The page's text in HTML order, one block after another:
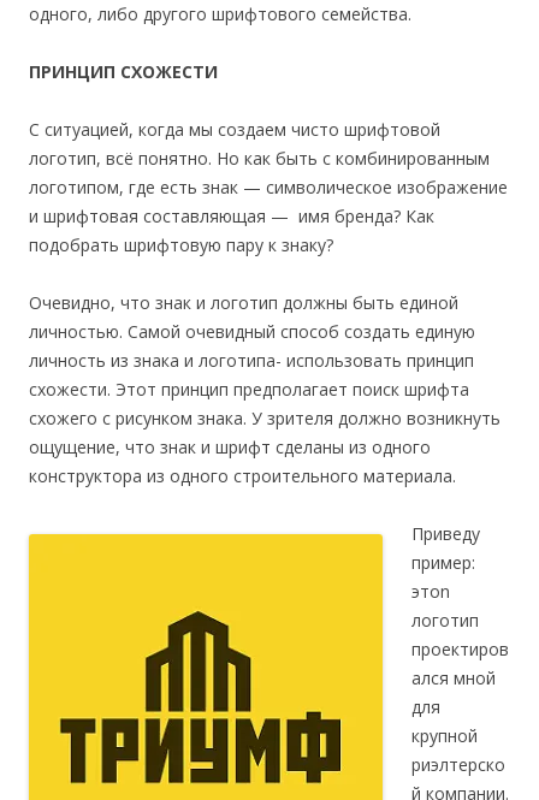
одного, либо другого шрифтового семейства.
ПРИНЦИП СХОЖЕСТИ
С ситуацией, когда мы создаем чисто шрифтовой
логотип, всё понятно. Но как быть с комбинированным
логотипом, где есть знак — символическое изображение
и шрифтовая составляющая — имя бренда? Как
подобрать шрифтовую пару к знаку?
Очевидно, что знак и логотип должны быть единой
личностью. Самой очевидный способ создать единую
личность из знака и логотипа- использовать принцип
схожести. Этот принцип предполагает поиск шрифта
схожего с рисунком знака. У зрителя должно возникнуть
ощущение, что знак и шрифт сделаны из одного
конструктора из одного строительного материала.
Приведу
пример:
этоn
логотип
проектиров
ался мной
для
крупной
риэлтерско
й компании.